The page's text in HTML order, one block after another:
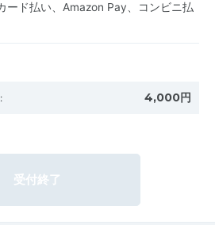
ード払い、Amazon Pay、コンビニ払
: 4,000円
受付終了